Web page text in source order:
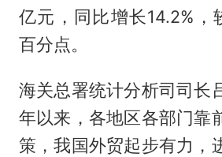
亿元，同比增长14.2%，
百分点。
海关总署统计分析司司长
年以来，各地区各部门靠
策，我国外贸起步有力，